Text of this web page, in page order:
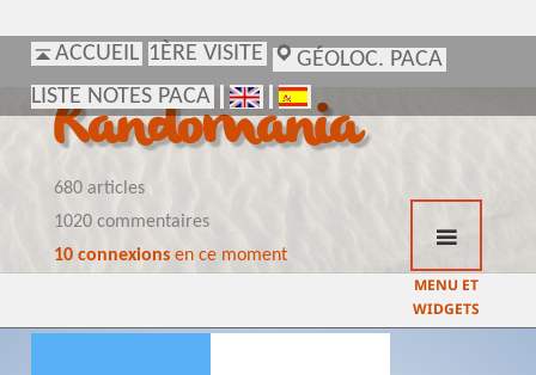
ACCUEIL 1ÈRE VISITE
GÉOLOC. PACA
LISTE NOTES PACA
Randomania
680 articles
1020 commentaires
10 connexionsen ce moment
MENU ET
WIDGETS
ACCUEIL 1ÈRE VISITE
GÉOLOC. PACA
LISTE NOTES PACA